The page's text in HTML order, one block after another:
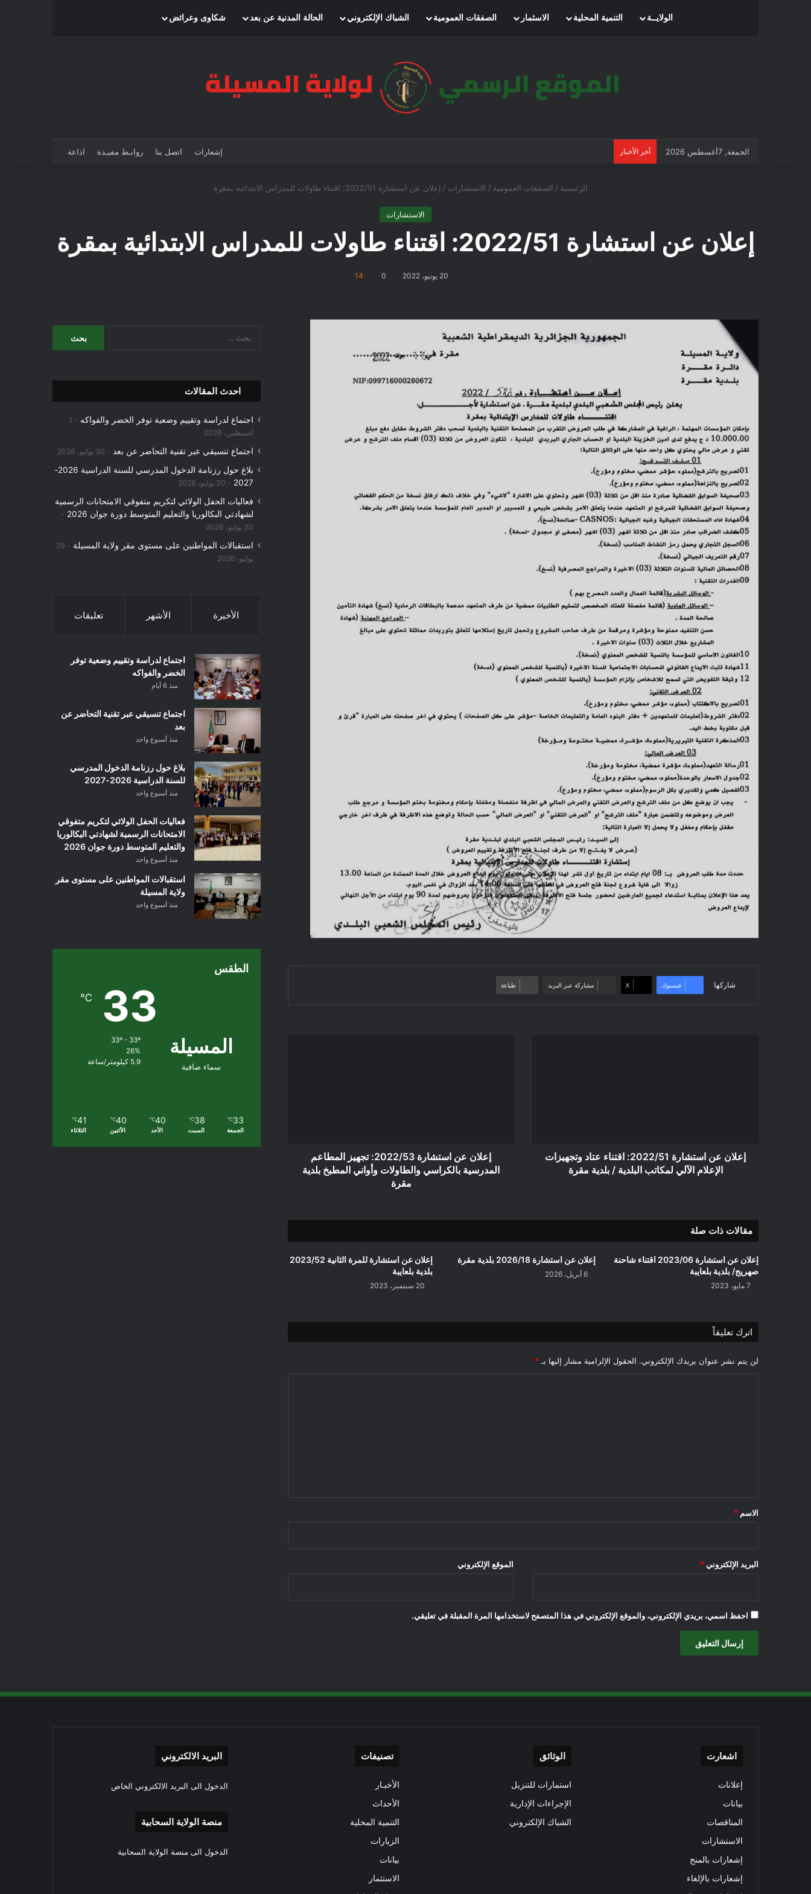
الرئيسيةالولايــة التنمية المحلية الاسثمار الصفقات العمومية الشباك الإلكتروني الحالة المدنية عن بعد شكاوى وعرائض
الجمعة, 7أغسطس 2026 آخر الأخبار إشعارات اتصل بنا روابـط مفيـدة اذاعة
الرئيسية / الصفقات العمومية / الاستشارات / إعلان عن استشارة 2022/51: اقتناء طاولات للمدراس الابتدائية بمقرة
الاستشارات
إعلان عن استشارة 2022/51: اقتناء طاولات للمدراس الابتدائية بمقرة
20 يونيو، 2022 0
14
شاركها فيسبوك ‫X مشاركة عبر البريد طباعة
لمكاتب
إعلان عن استشارة 2022/51: اقتناء عتاد وتجهيزات
الإعلام الآلي لمكاتب البلدية / بلدية مقرة
المطبخ
إعلان عن استشارة 2022/53: تجهيز المطاعم
المدرسية بالكراسي والطاولات وأواني المطبخ بلدية
مقرة
مقالات ذات صلة
إعلان عن استشارة 2023/06 اقتناء شاحنة
صهريج/ بلدية بلعايبة
7 مايو، 2023
إعلان عن استشارة 2026/18 بلدية مقرة
6 أبريل، 2026
إعلان عن استشارة للمرة الثانية 2023/52
بلدية بلعايبة
20 سبتمبر، 2023
اترك تعليقاً
لن يتم نشر عنوان بريدك الإلكتروني. الحقول الإلزامية مشار إليها بـ *
*
الاسم *
البريد الإلكتروني * الموقع الإلكتروني
احفظ اسمي، بريدي الإلكتروني، والموقع الإلكتروني في هذا المتصفح لاستخدامها المرة المقبلة في تعليقي.
احدث المقالات
اجتماع لدراسة وتقييم وضعية توفر الخضر والفواكه
1
أغسطس، 2026
اجتماع تنسيقي عبر تقنية التحاضر عن بعد 30 يوليو، 2026
بلاغ حول رزنامة الدخول المدرسي للسنة الدراسية 2026-
2027
30 يوليو، 2026
فعاليات الحفل الولائي لتكريم متفوقي الامتحانات الرسمية
لشهادتي البكالوريا والتعليم المتوسط دورة جوان 2026
30 يوليو، 2026
استقبالات المواطنين على مستوى مقر ولاية المسيلة
29
يوليو، 2026
الأخيرة الأشهر تعليقات
اجتماع لدراسة وتقييم وضعية توفر
الخضر والفواكه
منذ 6 أيام
اجتماع تنسيقي عبر تقنية التحاضر عن
بعد
منذ أسبوع واحد
بلاغ حول رزنامة الدخول المدرسي
للسنة الدراسية 2026-2027
منذ أسبوع واحد
فعاليات الحفل الولائي لتكريم متفوقي
الامتحانات الرسمية لشهادتي البكالوريا
والتعليم المتوسط دورة جوان 2026
منذ أسبوع واحد
استقبالات المواطنين على مستوى مقر
ولاية المسيلة
منذ أسبوع واحد
الطقس
المسيلة
سماء صافية
33
℃
33º - 33º
26%
5.9 كيلومتر/ساعة
33
℃
الجمعة
38
℃
السبت
40
℃
الأحد
40
℃
الأثنين
41
℃
الثلاثاء
اشعارت
إعلانات
بيانات
المناقصات
الاستشارات
إشعارات بالمنح
إشعارات بالإلغاء
الوثائق
استمارات للتنزيل
الإجراءات الإدارية
الشباك الإلكتروني
تصنيفات
الأخبـار
الأحداث
التنمية المحلية
الزيارات
بيانات
الاستثمار
البريد الالكتروني
الدخول الى البريد الالكتروني الخاص
منصة الولاية السحابية
الدخول الى منصة الولاية السحابية